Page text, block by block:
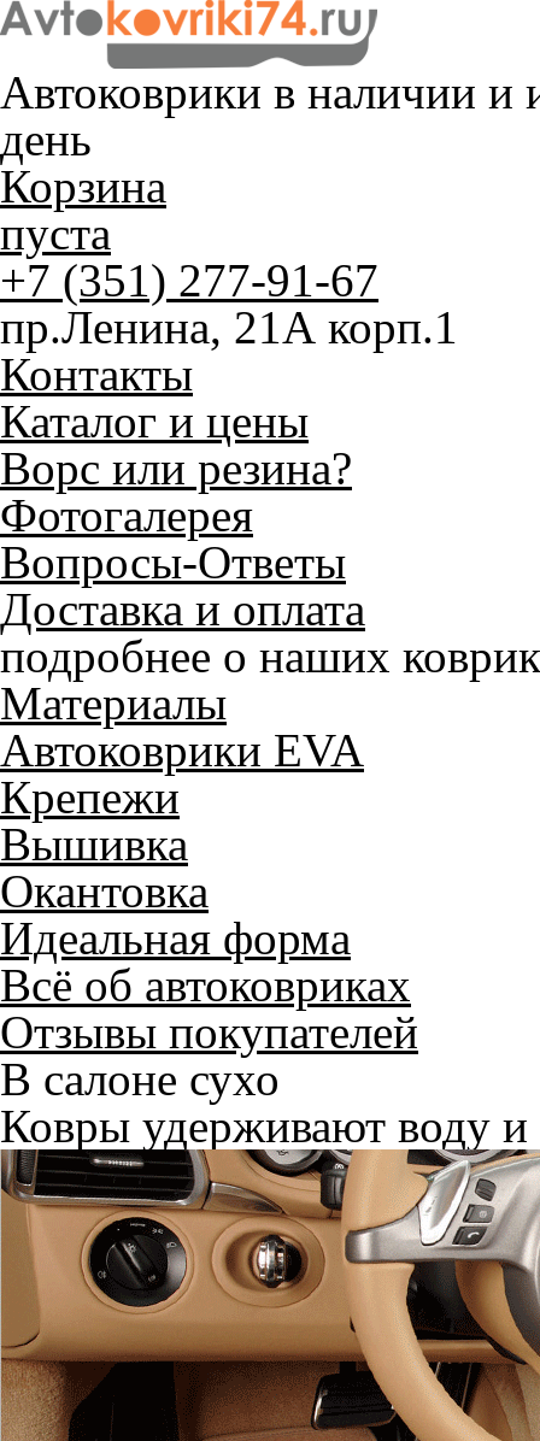
Автоковрики в наличии и
день
Корзина
пуста
+7 (351) 277-91-67
пр.Ленина, 21А корп.1
Контакты
Каталог и цены
Ворс или резина?
Фотогалерея
Вопросы-Ответы
Доставка и оплата
подробнее о наших
Материалы
Автоковрики EVA
Крепежи
Вышивка
Окантовка
Идеальная форма
Всё об автоковриках
Отзывы покупателей
В салоне сухо
Ковры удерживают воду и